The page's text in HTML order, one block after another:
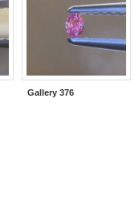
Gallery 376